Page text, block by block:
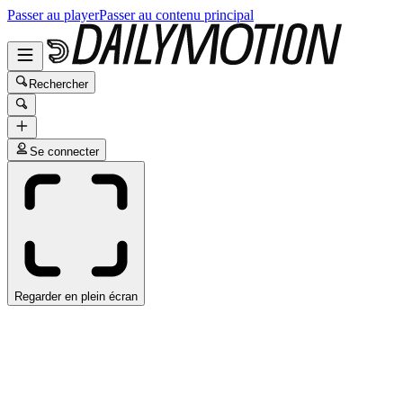
Passer au playerPasser au contenu principal
Rechercher
Se connecter
Regarder en plein écran